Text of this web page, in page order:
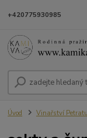
+420775930985
Úvod Vinařství